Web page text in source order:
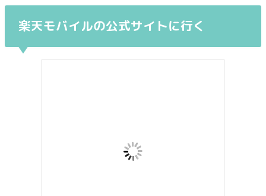
楽天モバイルの公式サイトに行く